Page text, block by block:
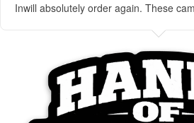
Inwill absolutely order again. These